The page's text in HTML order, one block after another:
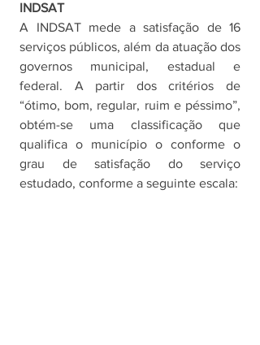
INDSAT
A INDSAT mede a satisfação de 16
serviços públicos, além da atuação dos
governos municipal, estadual e
federal. A partir dos critérios de
“ótimo, bom, regular, ruim e péssimo”,
obtém-se uma classificação que
qualifica o município o conforme o
grau de satisfação do serviço
estudado, conforme a seguinte escala: